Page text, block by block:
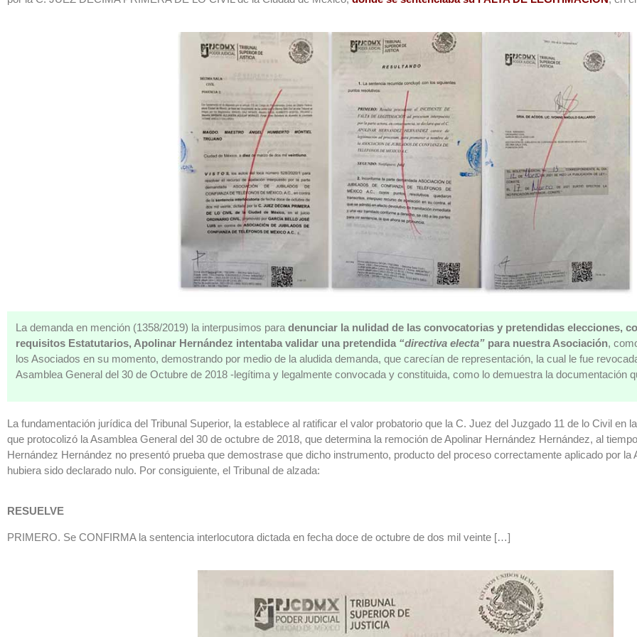
La demanda en mención (1358/2019) la interpusimos para denunciar la nulidad de las convocatorias y pretendidas elecciones,
requisitos Estatutarios, Apolinar Hernández intentaba validar una pretendida “directiva electa” para nuestra Asociación,
los Asociados en su momento, demostrando por medio de la aludida demanda, que carecían de representación, la cual le fue
Asamblea General del 30 de Octubre de 2018 -legítima y legalmente convocada y constituida, como lo demuestra la documentación
La fundamentación jurídica del Tribunal Superior, la establece al ratificar el valor probatorio que la C. Juez del Juzgado 11 de lo Civil en
que protocolizó la Asamblea General del 30 de octubre de 2018, que determina la remoción de Apolinar Hernández Hernández, al
Hernández Hernández no presentó prueba que demostrase que dicho instrumento, producto del proceso correctamente aplicado por
hubiera sido declarado nulo. Por consiguiente, el Tribunal de alzada:
RESUELVE
PRIMERO. Se CONFIRMA la sentencia interlocutora dictada en fecha doce de octubre de dos mil veinte […]